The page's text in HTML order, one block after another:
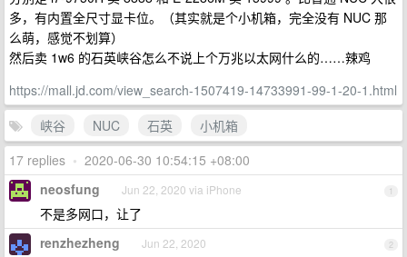
多，有内置全尺寸显卡位。（其实就是个小机箱，完全没有 NUC 那
么萌，感觉不划算）
然后卖 1w6 的石英峡谷怎么不说上个万兆以太网什么的……辣鸡
https://mall.jd.com/view_search-1507419-14733991-99-1-20-1.html
峡谷
NUC 石英
小机箱
17 replies • 2020-06-30 10:54:15 +08:00
1
neosfung Jun 22, 2020 via iPhone
不是多网口，让了
2
renzhezheng Jun 22, 2020